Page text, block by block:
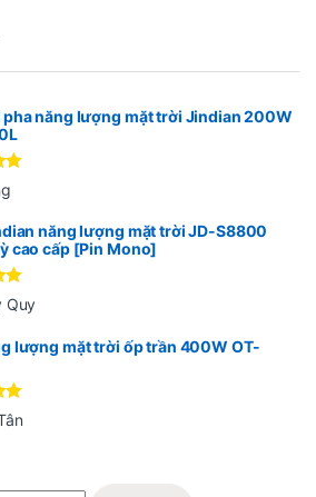
pha năng lượng mặt trời Jindian 200W
năng lượng mặt trời JD-S8800
cao cấp [Pin Mono]
Quy
lượng mặt trời ốp trần 400W OT-